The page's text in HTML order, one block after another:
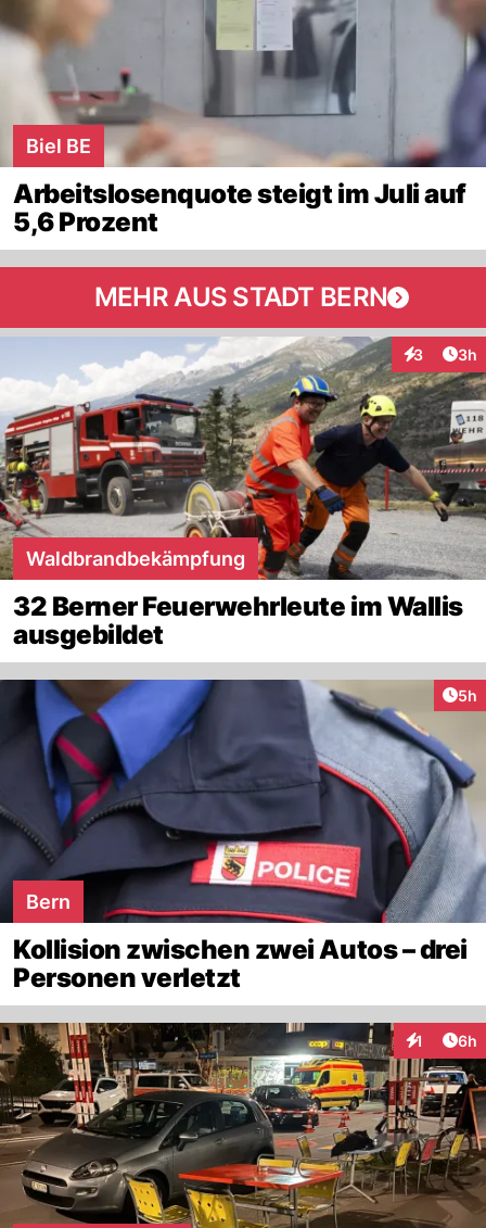
Biel BE
Arbeitslosenquote steigt im Juli auf
5,6 Prozent
MEHR AUS STADT BERN
3 3h
Waldbrandbekämpfung
32 Berner Feuerwehrleute im Wallis
ausgebildet
5h
Bern
Kollision zwischen zwei Autos – drei
Personen verletzt
1 6h